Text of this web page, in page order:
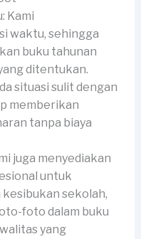
Kami
waktu, sehingga
buku tahunan
ditentukan.
situasi sulit dengan
memberikan
tanpa biaya
juga menyediakan
untuk
sekolah,
foto dalam buku
yang